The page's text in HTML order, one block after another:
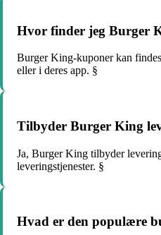
Hvor finder jeg Burger
Burger King-kuponer kan
eller i deres app. §
Tilbyder Burger King
Ja, Burger King tilbyder
leveringstjenester. §
Hvad er den populære